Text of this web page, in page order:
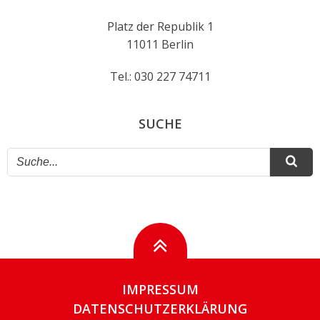
Platz der Republik 1
11011 Berlin
Tel.: 030 227 74711
SUCHE
IMPRESSUM
DATENSCHUTZERKLÄRUNG